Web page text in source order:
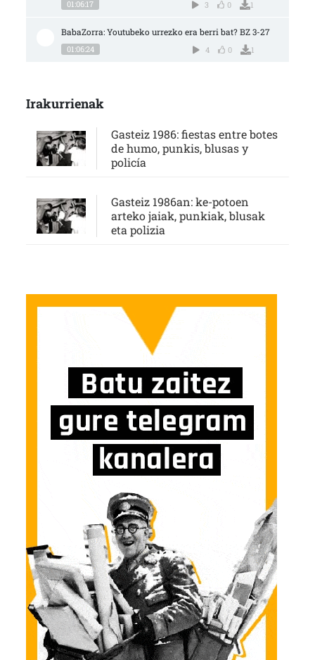
01:06:17 3 0 1
BabaZorra: Youtubeko urrezko era berri bat? BZ 3-27
01:06:24 4 0 1
Irakurrienak
Gasteiz 1986: fiestas entre botes
de humo, punkis, blusas y
policía
Gasteiz 1986an: ke-potoen
arteko jaiak, punkiak, blusak
eta polizia